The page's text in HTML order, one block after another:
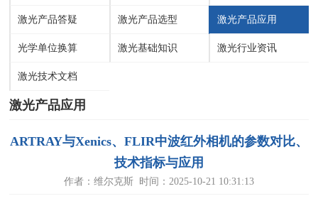
激光产品答疑 激光产品选型 激光产品应用
光学单位换算 激光基础知识 激光行业资讯
激光技术文档
激光产品应用
ARTRAY与Xenics、FLIR中波红外相机的参数对比、
技术指标与应用
作者：维尔克斯 时间：2025-10-21 10:31:13